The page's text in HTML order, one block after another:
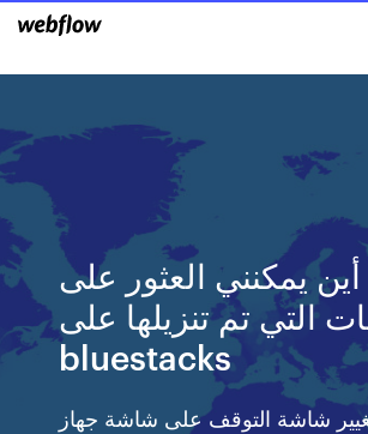
أين يمكنني العثور على
التي تم تنزيلها على
bluestacks
شاشة التوقف على شاشة جهاز